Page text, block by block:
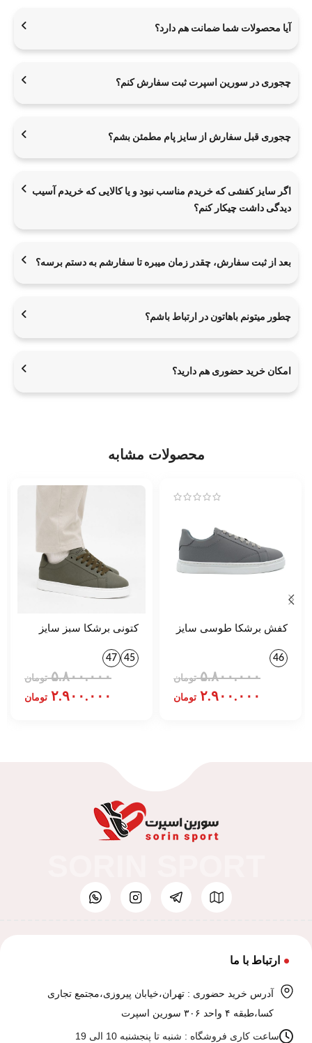
آیا محصولات شما ضمانت هم دارد؟
چجوری در سورین اسپرت ثبت سفارش کنم؟
چجوری قبل سفارش از سایز پام مطمئن بشم؟
اگر سایز کفشی که خریدم مناسب نبود و یا کالایی که خریدم آسیب
دیدگی داشت چیکار کنم؟
بعد از ثبت سفارش، چقدر زمان میبره تا سفارشم به دستم برسه؟
چطور میتونم باهاتون در ارتباط باشم؟
امکان خرید حضوری هم دارید؟
محصولات مشابه
کفش برشکا طوسی سایز
46
۵.۸۰۰.۰۰۰ تومان
۲.۹۰۰.۰۰۰ تومان
کتونی برشکا سبز سایز
45
47
۵.۸۰۰.۰۰۰ تومان
۲.۹۰۰.۰۰۰ تومان
ارتباط با ما
آدرس خرید حضوری : تهران،خیابان پیروزی،مجتمع تجاری
کسا،طبقه ۴ واحد ۳۰۶ سورین اسپرت
ساعت کاری فروشگاه : شنبه تا پنجشنبه 10 الی 19